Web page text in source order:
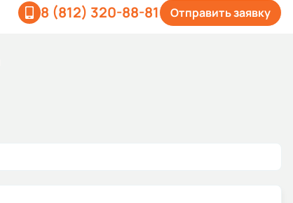
Отправить заявку
8 (812) 320-88-81